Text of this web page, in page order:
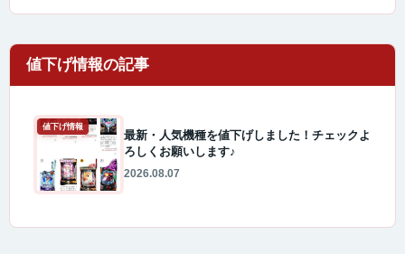
値下げ情報
最新・人気機種を値下げしました！チェックよ
ろしくお願いします♪
2026.08.07